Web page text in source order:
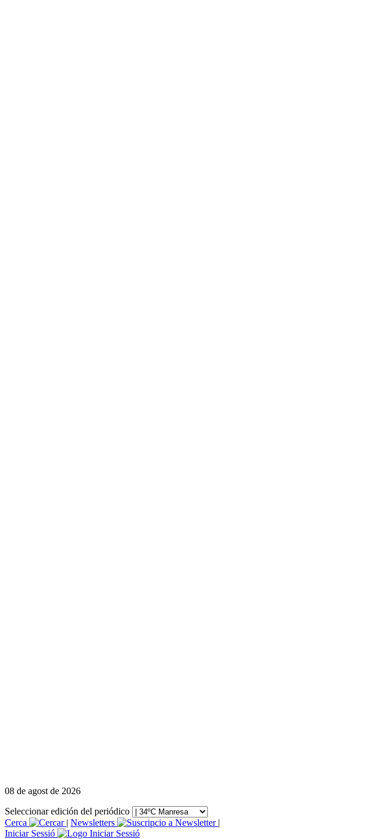
08 de agost de 2026
Seleccionar edición del periódico
Cerca
| Newsletters
|
Iniciar Sessió